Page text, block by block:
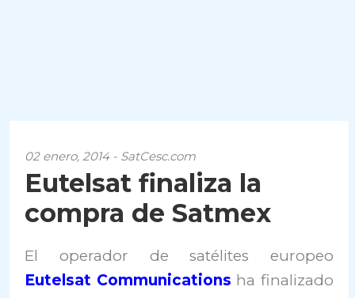
02 enero, 2014 - SatCesc.com
Eutelsat finaliza la
compra de Satmex
El operador de satélites europeo
Eutelsat Communications ha finalizado